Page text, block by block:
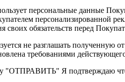
персональные данные
персонализированной
своих обязательств перед
не разглашать полученную
требованиями
"ОТПРАВИТЬ" Я подтверждаю